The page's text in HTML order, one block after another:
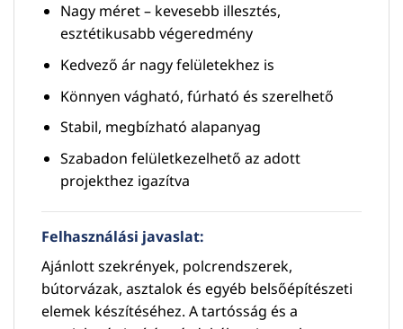
Nagy méret – kevesebb illesztés,
esztétikusabb végeredmény
Kedvező ár nagy felületekhez is
Könnyen vágható, fúrható és szerelhető
Stabil, megbízható alapanyag
Szabadon felületkezelhető az adott
projekthez igazítva
Felhasználási javaslat:
Ajánlott szekrények, polcrendszerek,
bútorvázak, asztalok és egyéb belsőépítészeti
elemek készítéséhez. A tartósság és a